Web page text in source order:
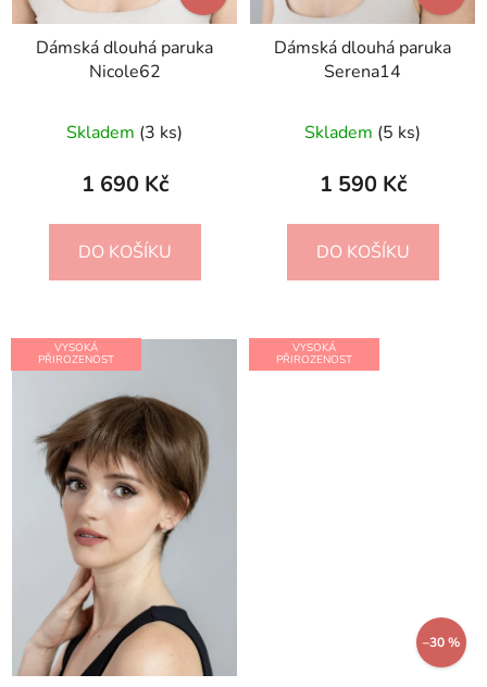
ů
Dámská dlouhá paruka
Nicole62
Skladem (3 ks)
1 690 Kč
DO KOŠÍKU
Dámská dlouhá paruka
Serena14
Skladem (5 ks)
1 590 Kč
DO KOŠÍKU
VYSOKÁ
PŘIROZENOST
VYSOKÁ
PŘIROZENOST
–30 %